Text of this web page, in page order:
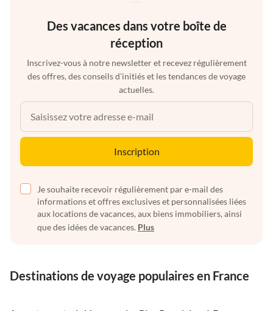
Des vacances dans votre boîte de
réception
Inscrivez-vous à notre newsletter et recevez régulièrement
des offres, des conseils d'initiés et les tendances de voyage
actuelles.
Inscription
Je souhaite recevoir régulièrement par e-mail des
informations et offres exclusives et personnalisées liées
aux locations de vacances, aux biens immobiliers, ainsi
que des idées de vacances. Plus
Destinations de voyage populaires en France